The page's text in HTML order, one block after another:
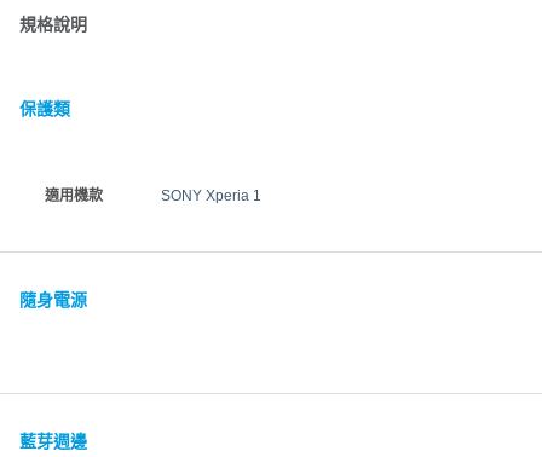
規格說明
保護類
適用機款 SONY Xperia 1
隨身電源
藍芽週邊